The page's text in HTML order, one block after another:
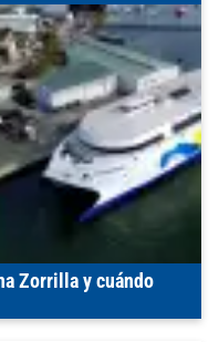
Zorrilla y cuándo